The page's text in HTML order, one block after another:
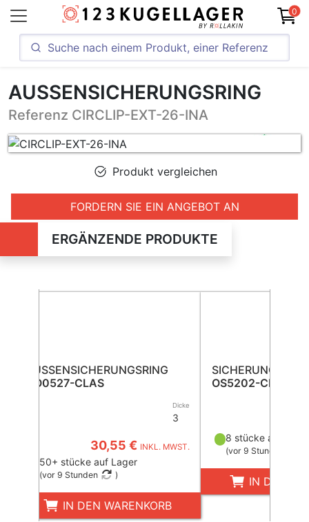
0
AUSSENSICHERUNGSRING
Referenz CIRCLIP-EXT-26-INA
Produkt vergleichen
FORDERN SIE EIN ANGEBOT AN
ERGÄNZENDE PRODUKTE
AUSSENSICHERUNGSRING
CO0527-CLAS
Dicke
3
30,55 € INKL. MWST.
50+ stücke auf Lager
(vor 9 Stunden )
IN DEN WARENKORB
OS5202-CLAS
8 stücke auf
(vor 9 Stunden
IN DEN